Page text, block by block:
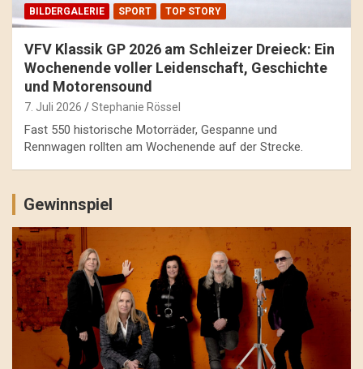
BILDERGALERIE SPORT TOP STORY
VFV Klassik GP 2026 am Schleizer Dreieck: Ein
Wochenende voller Leidenschaft, Geschichte
und Motorensound
7. Juli 2026 Stephanie Rössel
Fast 550 historische Motorräder, Gespanne und
Rennwagen rollten am Wochenende auf der Strecke.
Gewinnspiel